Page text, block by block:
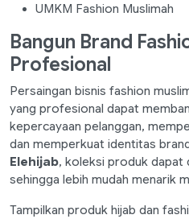
UMKM Fashion Muslimah
Bangun Brand
Profesional
Persaingan bisnis fashion
yang profesional dapat
kepercayaan pelanggan,
dan memperkuat identitas
Elehijab, koleksi produk dapat
sehingga lebih mudah menarik
Tampilkan produk hijab dan